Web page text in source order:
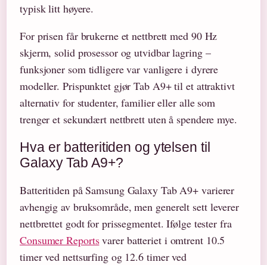
typisk litt høyere.
For prisen får brukerne et nettbrett med 90 Hz
skjerm, solid prosessor og utvidbar lagring –
funksjoner som tidligere var vanligere i dyrere
modeller. Prispunktet gjør Tab A9+ til et attraktivt
alternativ for studenter, familier eller alle som
trenger et sekundært nettbrett uten å spendere mye.
Hva er batteritiden og ytelsen til
Galaxy Tab A9+?
Batteritiden på Samsung Galaxy Tab A9+ varierer
avhengig av bruksområde, men generelt sett leverer
nettbrettet godt for prissegmentet. Ifølge tester fra
Consumer Reportsvarer batteriet i omtrent 10.5
timer ved nettsurfing og 12.6 timer ved